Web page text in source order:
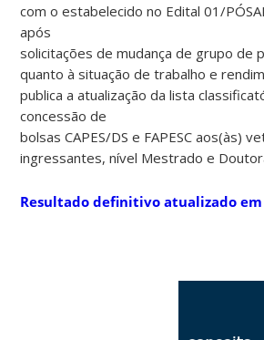
com o estabelecido no Edital 01/
após
solicitações de mudança de grupo de
quanto à situação de trabalho e
publica a atualização da lista
concessão de
bolsas CAPES/DS e FAPESC aos(às)
ingressantes, nível Mestrado e
Resultado definitivo atualizado em